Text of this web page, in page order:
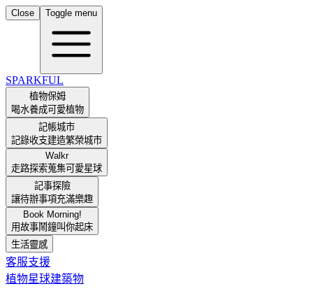
Close Toggle menu
SPARKFUL
植物保姆
喝水養成可愛植物
記帳城市
記錄收支建造繁榮城市
Walkr
走路探索蒐集可愛星球
記事探險
讓待辦事項充滿樂趣
Book Morning!
用故事鬧鐘叫你起床
生活靈感
客服支援
植物星球建築物